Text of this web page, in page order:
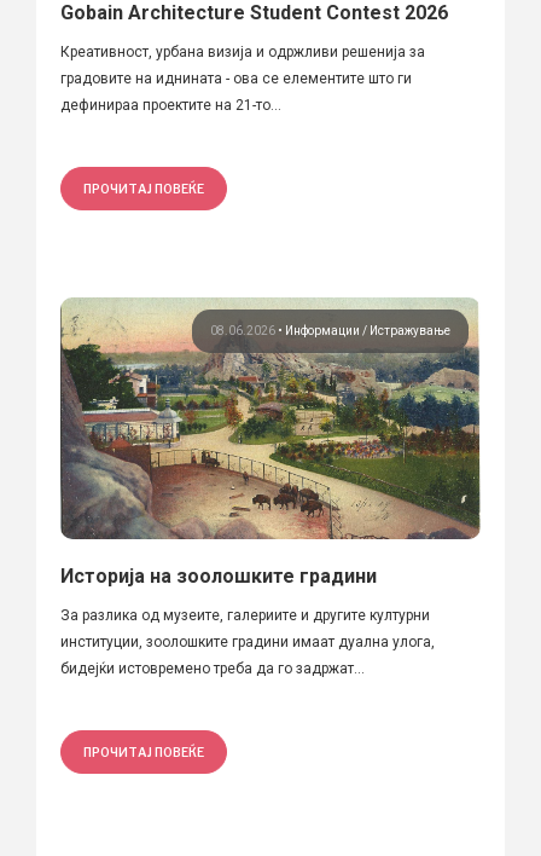
Gobain Architecture Student Contest 2026
Креативност, урбана визија и одржливи решенија за
градовите на иднината - ова се елементите што ги
дефинираа проектите на 21-то...
ПРОЧИТАЈ ПОВЕЌЕ
08.06.2026 • Информации Истражување
Историја на зоолошките градини
За разлика од музеите, галериите и другите културни
институции, зоолошките градини имаат дуална улога,
бидејќи истовремено треба да го задржат...
ПРОЧИТАЈ ПОВЕЌЕ